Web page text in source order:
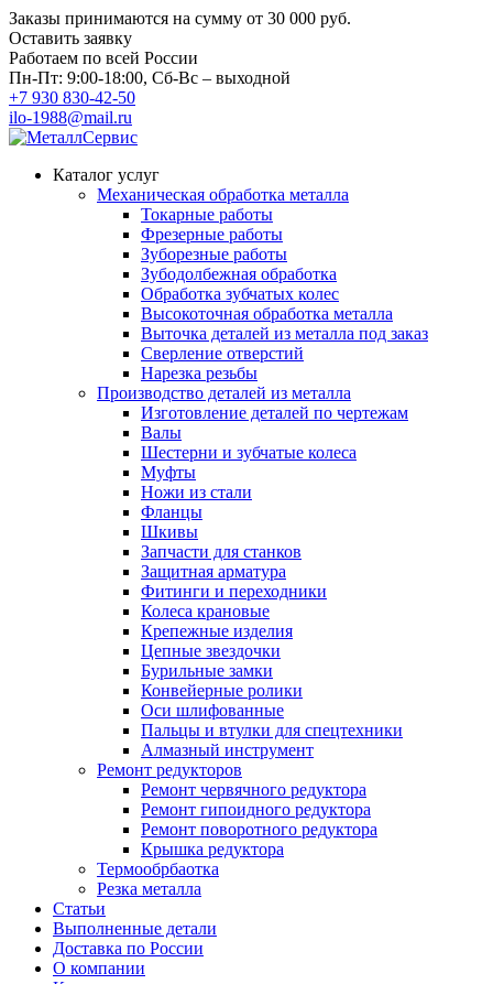
Заказы принимаются на сумму от 30 000 руб.
Оставить заявку
Работаем по всей России
Пн-Пт: 9:00-18:00, Сб-Вс – выходной
+7 930 830-42-50
ilo-1988@mail.ru
Каталог услуг
Механическая обработка металла
Токарные работы
Фрезерные работы
Зуборезные работы
Зубодолбежная обработка
Обработка зубчатых колес
Высокоточная обработка металла
Выточка деталей из металла под заказ
Сверление отверстий
Нарезка резьбы
Производство деталей из металла
Изготовление деталей по чертежам
Валы
Шестерни и зубчатые колеса
Муфты
Ножи из стали
Фланцы
Шкивы
Запчасти для станков
Защитная арматура
Фитинги и переходники
Колеса крановые
Крепежные изделия
Цепные звездочки
Бурильные замки
Конвейерные ролики
Оси шлифованные
Пальцы и втулки для спецтехники
Алмазный инструмент
Ремонт редукторов
Ремонт червячного редуктора
Ремонт гипоидного редуктора
Ремонт поворотного редуктора
Крышка редуктора
Термообрбаотка
Резка металла
Статьи
Выполненные детали
Доставка по России
О компании